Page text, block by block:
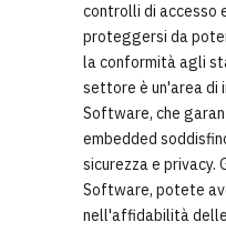
controlli di accesso
proteggersi da
la conformità agli
settore è un'area di
Software, che
embedded
sicurezza e privacy.
Software, potete
nell'affidabilità